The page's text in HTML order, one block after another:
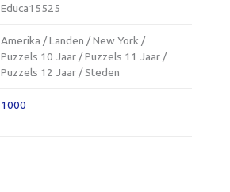
Educa15525
Amerika / Landen / New York /
Puzzels 10 Jaar / Puzzels 11 Jaar /
Puzzels 12 Jaar / Steden
1000